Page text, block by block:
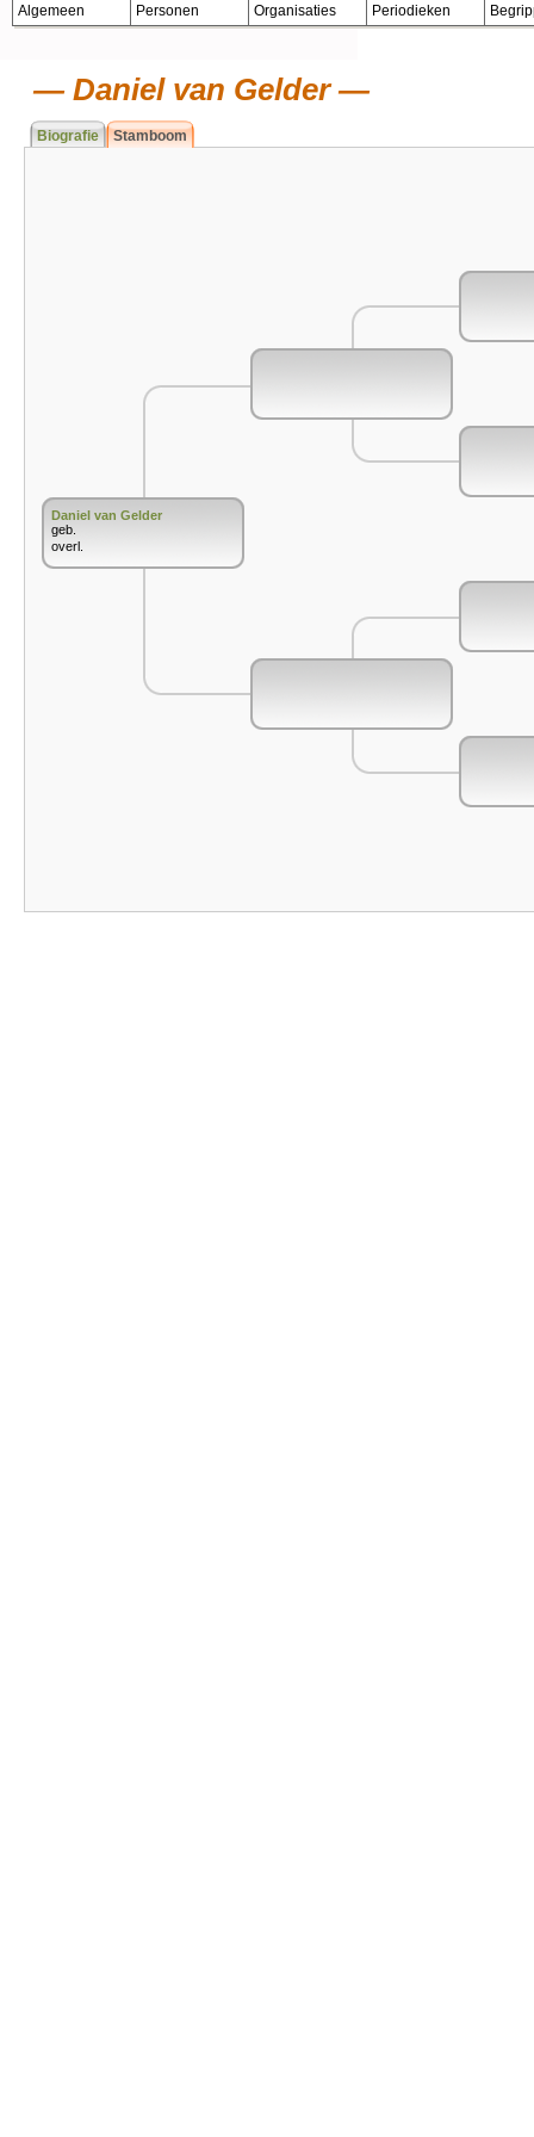
Algemeen Personen Organisaties Periodieken
Daniel van Gelder
Biografie Stamboom
Daniel van Gelder
geb.
overl.